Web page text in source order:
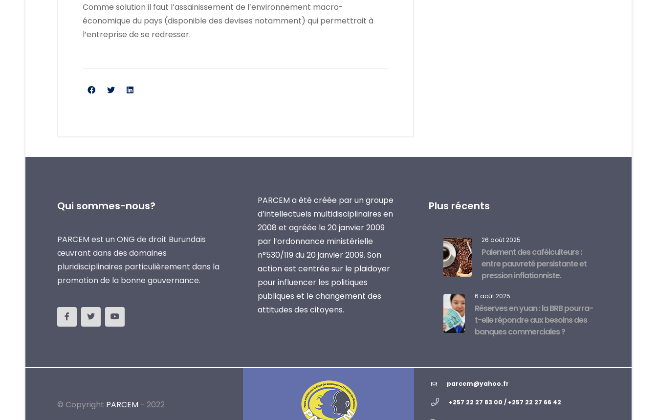
Comme solution il faut l’assainissement de l’environnement macro-
économique du pays (disponible des devises notamment) qui permettrait à
l’entreprise de se redresser.
Qui sommes-nous?
PARCEM est un ONG de droit Burundais
œuvrant dans des domaines
pluridisciplinaires particulièrement dans la
promotion de la bonne gouvernance.
PARCEM a été créée par un groupe
d’intellectuels multidisciplinaires en
2008 et agréée le 20 janvier 2009
par l’ordonnance ministérielle
n°530/119 du 20 janvier 2009. Son
action est centrée sur le plaidoyer
pour influencer les politiques
publiques et le changement des
attitudes des citoyens.
Plus récents
26 août 2025
Paiement des caféiculteurs :
entre pauvreté persistante et
pression inflationniste.
6 août 2025
Réserves en yuan : la BRB pourra-
t-elle répondre aux besoins des
banques commerciales ?
© Copyright PARCEM - 2022
parcem@yahoo.fr
+257 22 27 83 00 / +257 22 27 66 42